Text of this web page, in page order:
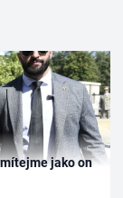
jako on